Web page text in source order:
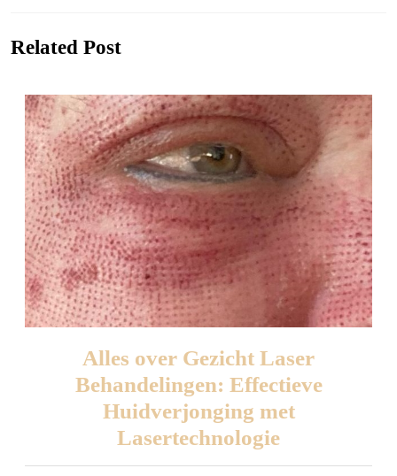
post:
Related Post
Alles over Gezicht Laser
Behandelingen: Effectieve
Huidverjonging met
LasertechnologieAlles
over